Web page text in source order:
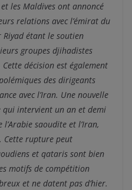
les Maldives ont annoncé
relations avec l’émirat du
étant le soutien
groupes djihadistes
décision est également
des dirigeants
avec l’Iran. Une nouvelle
intervient un an et demi
saoudite et l’Iran,
Cette rupture peut
et qataris sont bien
motifs de compétition
et ne datent pas d’hier.